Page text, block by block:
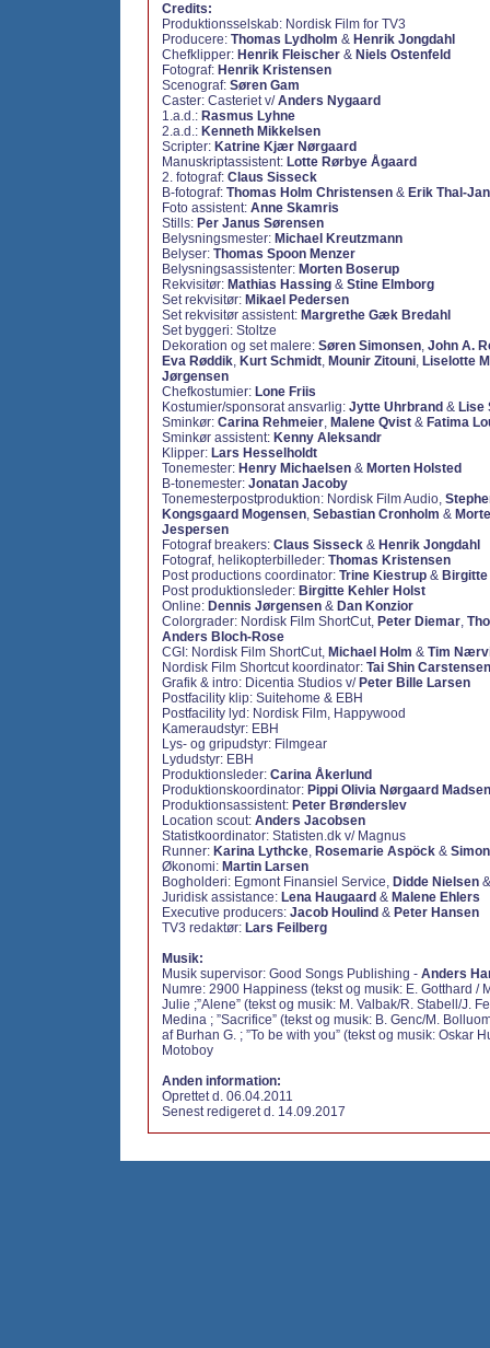
Credits:
Produktionsselskab: Nordisk Film for TV3
Producere: Thomas Lydholm & Henrik Jongdahl
Chefklipper: Henrik Fleischer & Niels Ostenfeld
Fotograf: Henrik Kristensen
Scenograf: Søren Gam
Caster: Casteriet v/Anders Nygaard
1.a.d.: Rasmus Lyhne
2.a.d.: Kenneth Mikkelsen
Scripter: Katrine Kjær Nørgaard
Manuskriptassistent: Lotte Rørbye Ågaard
2. fotograf: Claus Sisseck
B-fotograf: Thomas Holm Christensen & Erik Thal-
Foto assistent: Anne Skamris
Stills: Per Janus Sørensen
Belysningsmester: Michael Kreutzmann
Belyser: Thomas Spoon Menzer
Belysningsassistenter: Morten Boserup
Rekvisitør: Mathias Hassing & Stine Elmborg
Set rekvisitør: Mikael Pedersen
Set rekvisitør assistent: Margrethe Gæk Bredahl
Set byggeri: Stoltze
Dekoration og set malere: Søren Simonsen, John A.
Eva Røddik, Kurt Schmidt, Mounir Zitouni, Liselotte
Jørgensen
Chefkostumier: Lone Friis
Kostumier/sponsorat ansvarlig: Jytte Uhrbrand & Lise
Sminkør: Carina Rehmeier, Malene Qvist & Fatima
Sminkør assistent: Kenny Aleksandr
Klipper: Lars Hesselholdt
Tonemester: Henry Michaelsen & Morten Holsted
B-tonemester: Jonatan Jacoby
Tonemesterpostproduktion: Nordisk Film Audio,
Kongsgaard Mogensen, Sebastian Cronholm &
Jespersen
Fotograf breakers: Claus Sisseck & Henrik Jongdahl
Fotograf, helikopterbilleder: Thomas Kristensen
Post productions coordinator: Trine Kiestrup &
Post produktionsleder: Birgitte Kehler Holst
Online: Dennis Jørgensen & Dan Konzior
Colorgrader: Nordisk Film ShortCut, Peter Diemar,
Anders Bloch-Rose
CGI: Nordisk Film ShortCut, Michael Holm & Tim
Nordisk Film Shortcut koordinator: Tai Shin Carstensen
Grafik & intro: Dicentia Studios v/ Peter Bille Larsen
Postfacility klip: Suitehome & EBH
Postfacility lyd: Nordisk Film, Happywood
Kameraudstyr: EBH
Lys- og gripudstyr: Filmgear
Lydudstyr: EBH
Produktionsleder: Carina Åkerlund
Produktionskoordinator: Pippi Olivia Nørgaard Madsen
Produktionsassistent: Peter Brønderslev
Location scout: Anders Jacobsen
Statistkoordinator: Statisten.dk v/ Magnus
Runner: Karina Lythcke, Rosemarie Aspöck &
Økonomi: Martin Larsen
Bogholderi: Egmont Finansiel Service, Didde Nielsen
Juridisk assistance: Lena Haugaard & Malene Ehlers
Executive producers: Jacob Houlind & Peter Hansen
TV3 redaktør: Lars Feilberg
Musik:
Musik supervisor: Good Songs Publishing - Anders
Numre: 2900 Happiness (tekst og musik: E. Gotthard /
Julie ;”Alene” (tekst og musik: M. Valbak/R. Stabell/J.
Medina ; ”Sacrifice” (tekst og musik: B. Genc/M.
af Burhan G. ; ”To be with you” (tekst og musik: Oskar
Motoboy
Anden information:
Oprettet d. 06.04.2011
Senest redigeret d. 14.09.2017